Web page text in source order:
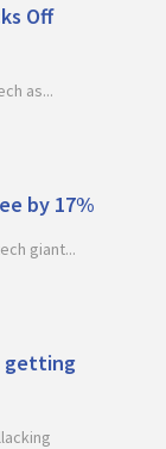
Off
as...
by 17%
giant...
getting